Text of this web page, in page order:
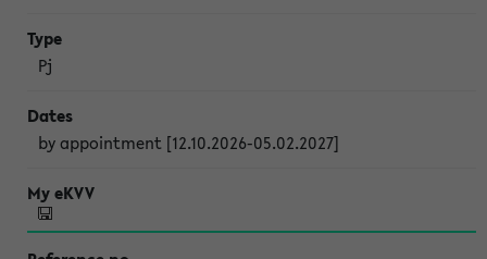
Pj
by appointment [12.10.2026-05.02.2027]